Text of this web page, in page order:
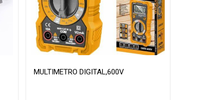
MULTIMETRO DIGITAL,600V